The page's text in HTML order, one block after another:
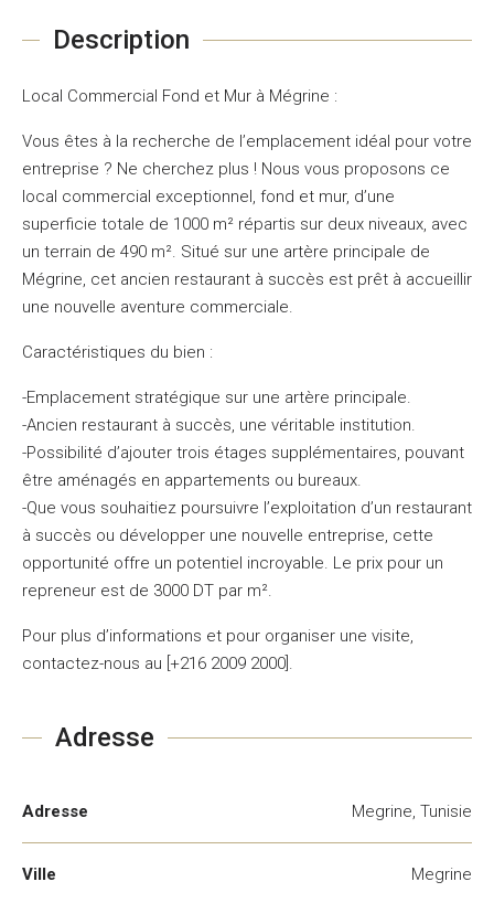
Description
Local Commercial Fond et Mur à Mégrine :
Vous êtes à la recherche de l’emplacement idéal pour votre
entreprise ? Ne cherchez plus ! Nous vous proposons ce
local commercial exceptionnel, fond et mur, d’une
superficie totale de 1000 m² répartis sur deux niveaux, avec
un terrain de 490 m². Situé sur une artère principale de
Mégrine, cet ancien restaurant à succès est prêt à accueillir
une nouvelle aventure commerciale.
Caractéristiques du bien :
-Emplacement stratégique sur une artère principale.
-Ancien restaurant à succès, une véritable institution.
-Possibilité d’ajouter trois étages supplémentaires, pouvant
être aménagés en appartements ou bureaux.
-Que vous souhaitiez poursuivre l’exploitation d’un restaurant
à succès ou développer une nouvelle entreprise, cette
opportunité offre un potentiel incroyable. Le prix pour un
repreneur est de 3000 DT par m².
Pour plus d’informations et pour organiser une visite,
contactez-nous au [+216 2009 2000].
Adresse
Adresse Megrine, Tunisie
Ville Megrine